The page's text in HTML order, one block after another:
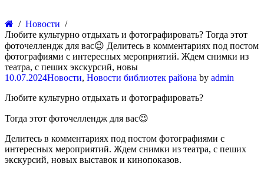
Новости
Любите культурно отдыхать и фотографировать? Тогда этот
фоточеллендж для вас😉 Делитесь в комментариях под постом
фотографиями с интересных мероприятий. Ждем снимки из
театра, с пеших экскурсий, новы
10.07.2024Новости, Новости библиотек района by admin
Любите культурно отдыхать и фотографировать?
Тогда этот фоточеллендж для вас😉
Делитесь в комментариях под постом фотографиями с
интересных мероприятий. Ждем снимки из театра, с пеших
экскурсий, новых выставок и кинопоказов.